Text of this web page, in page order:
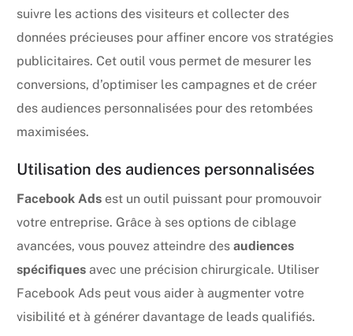
suivre les actions des visiteurs et collecter des
données précieuses pour affiner encore vos stratégies
publicitaires. Cet outil vous permet de mesurer les
conversions, d’optimiser les campagnes et de créer
des audiences personnalisées pour des retombées
maximisées.
Utilisation des audiences personnalisées
Facebook Ads est un outil puissant pour promouvoir
votre entreprise. Grâce à ses options de ciblage
avancées, vous pouvez atteindre desaudiences
spécifiques avec une précision chirurgicale. Utiliser
Facebook Ads peut vous aider à augmenter votre
visibilité et à générer davantage de leads qualifiés.